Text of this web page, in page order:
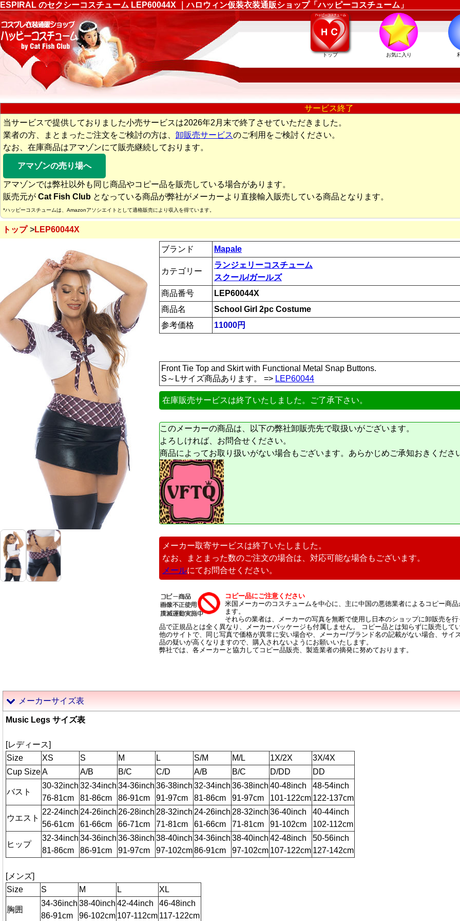
ESPIRAL のセクシーコスチューム LEP60044X ｜ハロウィン仮装衣装通販ショップ「ハッピーコスチューム」
トップ お気に入り
サービス終了
当サービスで提供しておりました小売サービスは2026年2月末で終了させていただきました。
業者の方、まとまったご注文をご検討の方は、 卸販売サービスのご利用をご検討ください。
なお、在庫商品はアマゾンにて販売継続しております。
アマゾンの売り場へ
アマゾンでは弊社以外も同じ商品やコピー品を販売している場合があります。
販売元が Cat Fish Club となっている商品が弊社がメーカーより直接輸入販売している商品となります。
*ハッピーコスチュームは、Amazonアソシエイトとして適格販売により収入を得ています。
トップ LEP60044X
ブランド Mapale
カテゴリー
ランジェリーコスチューム
スクール/ガールズ
商品番号
LEP60044X
商品名
School Girl 2pc Costume
参考価格
11000円
Front Tie Top and Skirt with Functional Metal Snap Buttons.
S～Lサイズ商品あります。 => LEP60044
在庫販売サービスは終了いたしました。ご了承下さい。
このメーカーの商品は、以下の弊社卸販売先で取扱いがございます。
よろしければ、お問合せください。
商品によってお取り扱いがない場合もございます。あらかじめご承知おきくださ
メーカー取寄サービスは終了いたしました。
なお、まとまった数のご注文の場合は、対応可能な場合もございます。
メールにてお問合せください。
コピー品にご注意ください
米国メーカーのコスチュームを中心に、主に中国の悪徳業者によるコピー商
ます。
それらの業者は、メーカーの写真を無断で使用し日本のショップに卸販売を
品で正規品とは全く異なり、メーカーパッケージも付属しません。 コピー品とは知らずに販売して
他のサイトで、同じ写真で価格が異常に安い場合や、メーカー/ブランド名の記載がない場合、サイ
品の疑いが高くなりますので、購入されないようにお願いいたします。
弊社では、各メーカーと協力してコピー品販売、製造業者の摘発に努めております。
メーカーサイズ表
Music Legs サイズ表
[レディース]
Size
XS S M L S/M M/L 1X/2X
3X/4X
Cup SizeA A/B B/C C/D A/B B/C D/DD DD
バスト
30-32inch
76-81cm
32-34inch
81-86cm
34-36inch
86-91cm
36-38inch
91-97cm
32-34inch
81-86cm
36-38inch
91-97cm
40-48inch
101-122cm
48-54inch
122-137cm
ウエスト
22-24inch
56-61cm
24-26inch
61-66cm
26-28inch
66-71cm
28-32inch
71-81cm
24-26inch
61-66cm
28-32inch
71-81cm
36-40inch
91-102cm
40-44inch
102-112cm
ヒップ
32-34inch
81-86cm
34-36inch
86-91cm
36-38inch
91-97cm
38-40inch
97-102cm
34-36inch
86-91cm
38-40inch
97-102cm
42-48inch
107-122cm
50-56inch
127-142cm
[メンズ]
Size
S M L XL
胸囲
34-36inch
86-91cm
38-40inch
96-102cm
42-44inch
107-112cm
46-48inch
117-122cm